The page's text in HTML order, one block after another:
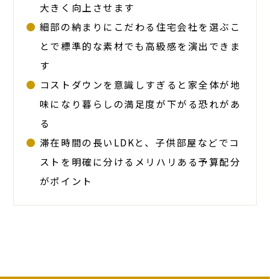
大きく向上させます
細部の納まりにこだわる住宅会社を選ぶこ
とで標準的な素材でも高級感を演出できま
す
コストダウンを意識しすぎると家全体が地
味になり暮らしの満足度が下がる恐れがあ
る
滞在時間の長いLDKと、子供部屋などでコ
ストを明確に分けるメリハリある予算配分
がポイント